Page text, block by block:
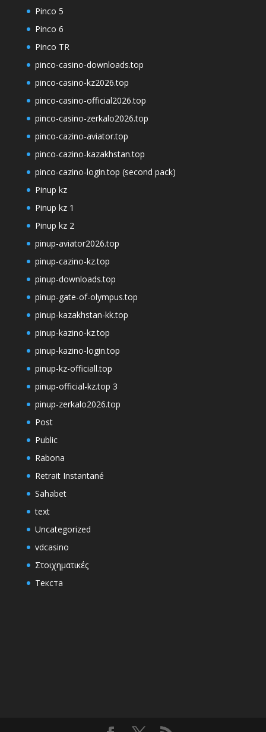
Pinco 5
Pinco 6
Pinco TR
pinco-casino-downloads.top
pinco-casino-kz2026.top
pinco-casino-official2026.top
pinco-casino-zerkalo2026.top
pinco-cazino-aviator.top
pinco-cazino-kazakhstan.top
pinco-cazino-login.top (second pack)
Pinup kz
Pinup kz 1
Pinup kz 2
pinup-aviator2026.top
pinup-cazino-kz.top
pinup-downloads.top
pinup-gate-of-olympus.top
pinup-kazakhstan-kk.top
pinup-kazino-kz.top
pinup-kazino-login.top
pinup-kz-officiall.top
pinup-official-kz.top 3
pinup-zerkalo2026.top
Post
Public
Rabona
Retrait Instantané
Sahabet
text
Uncategorized
vdcasino
Στοιχηματικές
Текста